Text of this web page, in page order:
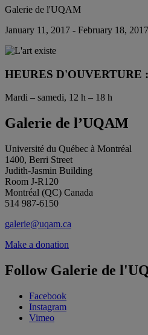
Galerie de l'UQAM
January 11, 2017 - February 18, 2017
HEURES D'OUVERTURE :
Mardi – samedi, 12 h – 18 h
Galerie de l’UQAM
Université du Québec à Montréal
1400, Berri Street
Judith-Jasmin Building
Room J-R120
Montréal (QC) Canada
514 987-6150
galerie@uqam.ca
Make a donation
Follow Galerie de
Facebook
Instagram
Vimeo